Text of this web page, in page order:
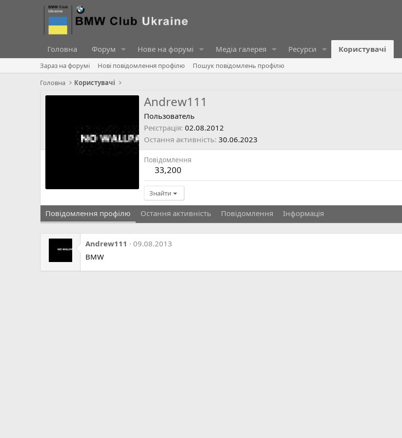
Головна Форум Нове на форумі Медіа галерея Ресурси Користувачі
Зараз на форумі Нові повідомлення профілю
Пошук повідомлень профілю
Головна
Користувачі
Andrew111
Пользователь
Реєстрація 02.08.2012
Остання активність 30.06.2023
Повідомлення
33,200
Знайти
Повідомлення профілю Остання активність Повідомлення Інформація
Andrew111
09.08.2013
BMW